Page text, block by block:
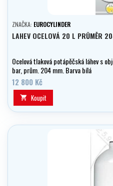
ZNAČKA: EUROCYLINDER
LAHEV OCELOVÁ 20 L PRŮMĚR
Ocelová tlaková potápěčská láhev s
bar, prům. 204 mm. Barva bílá
12 800 Kč
 Koupit